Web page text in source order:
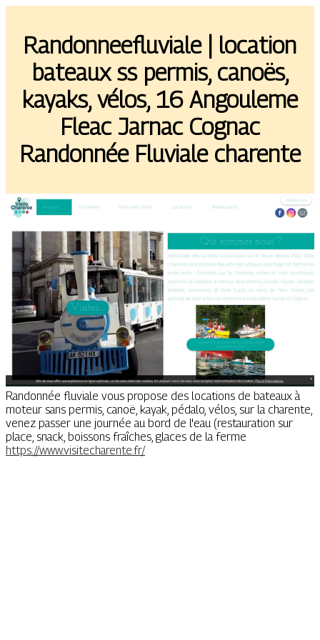
Randonneefluviale | location
bateaux ss permis, canoës,
kayaks, vélos, 16 Angouleme
Fleac Jarnac Cognac
Randonnée Fluviale charente
Randonnée fluviale vous propose des locations de bateaux à
moteur sans permis, canoë, kayak, pédalo, vélos, sur la charente,
venez passer une journée au bord de l'eau (restauration sur
place, snack, boissons fraîches, glaces de la ferme
https://www.visitecharente.fr/